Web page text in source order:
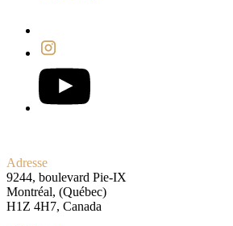
Adresse
9244, boulevard Pie-IX
Montréal, (Québec)
H1Z 4H7, Canada